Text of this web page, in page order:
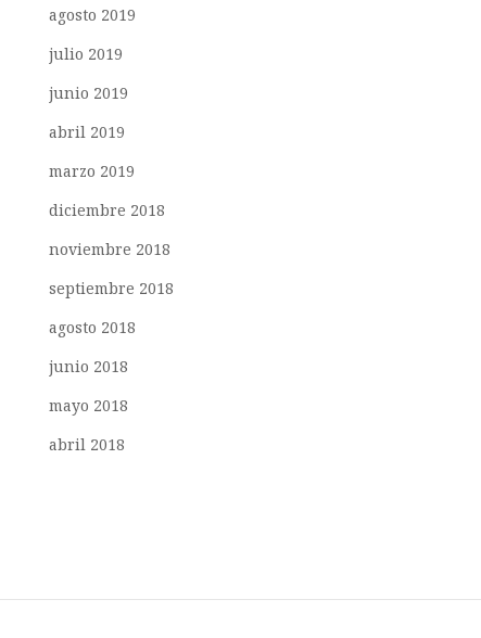
agosto 2019
julio 2019
junio 2019
abril 2019
marzo 2019
diciembre 2018
noviembre 2018
septiembre 2018
agosto 2018
junio 2018
mayo 2018
abril 2018